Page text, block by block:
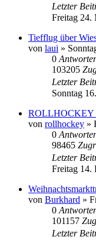
Letzter
Freitag 24.
Tiefflug über
von laui »
0
103205
Letzter
Sonntag
ROLLHOCKEY
von rollhockey »
0
98465
Letzter
Freitag 14.
von Burkhard »
0
101157
Letzter